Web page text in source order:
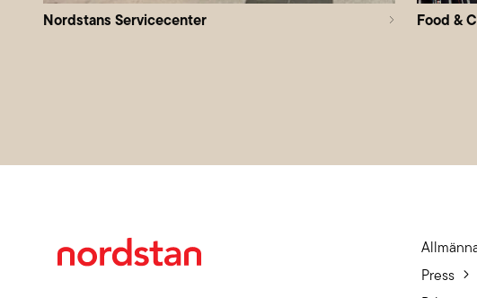
Nordstans Servicecenter Food &
Press